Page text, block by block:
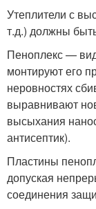
Утеплители с
т.д.) должны
Пеноплекс —
монтируют его
неровностях
выравнивают
высыхания
антисептик).
Пластины
допуская
соединения